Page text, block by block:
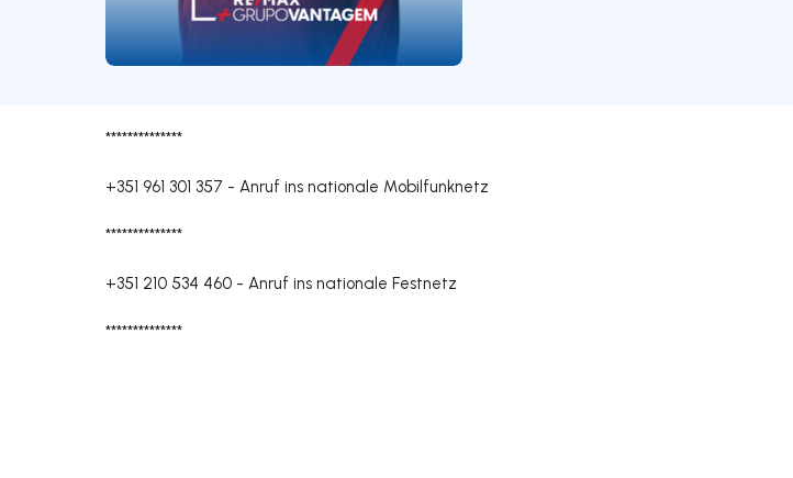
**************
+351 961 301 357 - Anruf ins nationale Mobilfunknetz
**************
+351 210 534 460 - Anruf ins nationale Festnetz
**************